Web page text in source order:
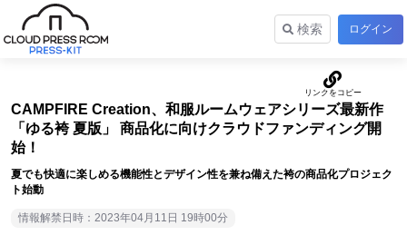
検索 ログイン
CAMPFIRE Creation、和服ルームウェアシリーズ最新作
「ゆる袴 夏版」 商品化に向けクラウドファンディング開
始！
夏でも快適に楽しめる機能性とデザイン性を兼ね備えた袴の商品化プロジェク
ト始動
情報解禁日時：2023年04月11日 19時00分